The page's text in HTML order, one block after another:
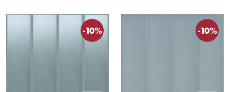
-10% -10%